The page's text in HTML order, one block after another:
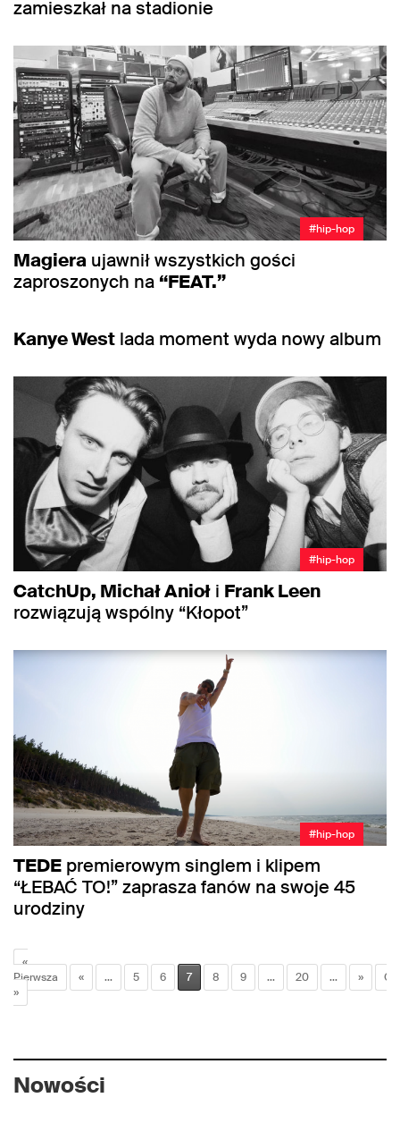
zamieszkał na stadionie
#hip-hop
Magiera ujawnił wszystkich gości
zaproszonych na “FEAT.”
Kanye West lada moment wyda nowy album
#hip-hop
CatchUp, Michał Anioł i Frank Leen
rozwiązują wspólny “Kłopot”
#hip-hop
TEDE premierowym singlem i klipem
“ŁEBAĆ TO!” zaprasza fanów na swoje 45
urodziny
«
Pierwsza
« ... 5 6 7 8 9 ... 20 ... »
»
Nowości